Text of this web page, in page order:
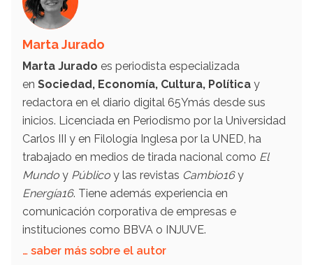
Marta Jurado
Marta Jurado es periodista especializada
en Sociedad, Economía, Cultura, Política y
redactora en el diario digital 65Ymás desde sus
inicios. Licenciada en Periodismo por la Universidad
Carlos III y en Filología Inglesa por la UNED, ha
trabajado en medios de tirada nacional como El
Mundo y Público y las revistas Cambio16y
Energía16. Tiene además experiencia en
comunicación corporativa de empresas e
instituciones como BBVA o INJUVE.
… saber más sobre el autor